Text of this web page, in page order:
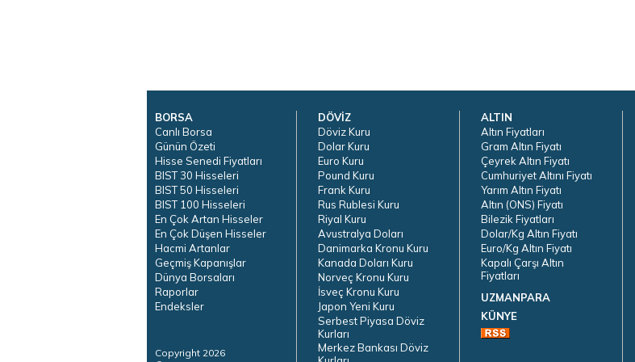
BORSA
Canlı Borsa
Günün Özeti
Hisse Senedi Fiyatları
BIST 30 Hisseleri
BIST 50 Hisseleri
BIST 100 Hisseleri
En Çok Artan Hisseler
En Çok Düşen Hisseler
Hacmi Artanlar
Geçmiş Kapanışlar
Dünya Borsaları
Raporlar
Endeksler
Copyright 2026
DÖVİZ
Döviz Kuru
Dolar Kuru
Euro Kuru
Pound Kuru
Frank Kuru
Rus Rublesi Kuru
Riyal Kuru
Avustralya Doları
Danimarka Kronu Kuru
Kanada Doları Kuru
Norveç Kronu Kuru
İsveç Kronu Kuru
Japon Yeni Kuru
Serbest Piyasa Döviz
Kurları
Merkez Bankası Döviz
ALTIN
Altın Fiyatları
Gram Altın Fiyatı
Çeyrek Altın Fiyatı
Cumhuriyet Altını Fiyatı
Yarım Altın Fiyatı
Altın (ONS) Fiyatı
Bilezik Fiyatları
Dolar/Kg Altın Fiyatı
Euro/Kg Altın Fiyatı
Kapalı Çarşı Altın
Fiyatları
UZMANPARA
KÜNYE